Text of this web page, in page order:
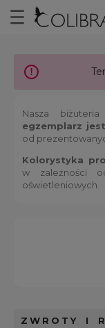
Nasza
egzemplarz
od
Kolorystyka
w zależności
oświetleniowych.
ZWROTY I